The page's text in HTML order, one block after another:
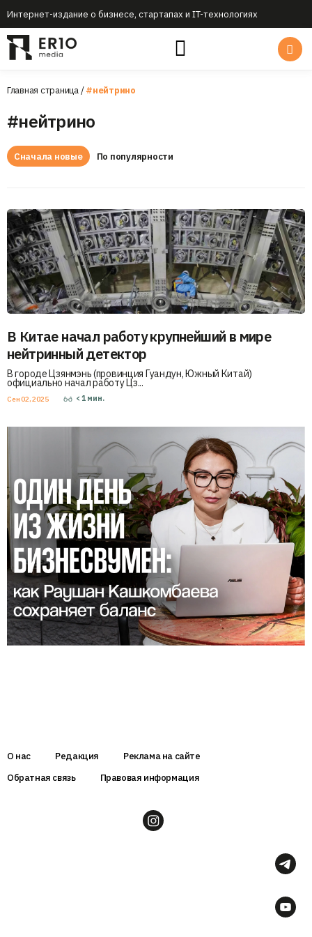
Интернет-издание о бизнесе, стартапах и IT-технологиях
Главная страница/#нейтрино
#нейтрино
Сначала новые По популярности
В Китае начал работу крупнейший в мире
нейтринный детектор
В городе Цзянмэнь (провинция Гуандун, Южный Китай)
официально начал работу Цз...
Сен 02, 2025 < 1 мин.
О нас Редакция
Реклама на сайте
Обратная связь
Правовая информация